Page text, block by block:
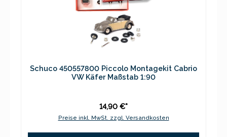
Schuco 450557800 Piccolo Montagekit Cabrio
VW Käfer Maßstab 1:90
14,90 €*
Preise inkl. MwSt. zzgl. Versandkosten